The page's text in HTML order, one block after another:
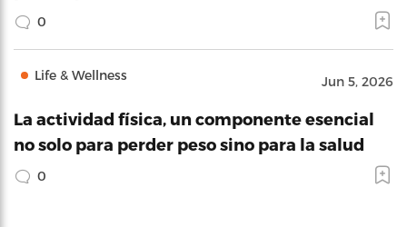
0
Life & Wellness Jun 5, 2026
La actividad física, un componente esencial
no solo para perder peso sino para la salud
0